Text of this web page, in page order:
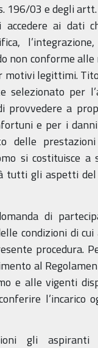
196/03 e degli
ai dati
non conforme alle
legittimi.
selezionato per
provvedere a
e per i
delle
si costituisce a
tutti gli aspetti
di
condizioni di
procedura.
al
e alle vigenti
l’incarico
gli